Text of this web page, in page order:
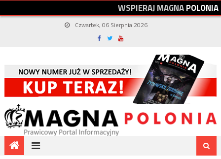
WSPIERAJMAGNAPOLONIA
Czwartek, 06 Sierpnia 2026